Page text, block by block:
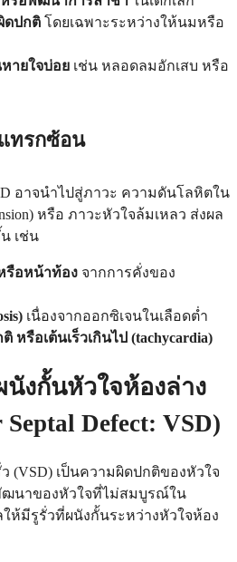
ดปกติ โดยเฉพาะระหว่างให้นมหรือ
ายใจบ่อย เช่น หลอดลมอักเสบ หรือ
ทรกซ้อน
อาจนำไปสู่ภาวะ ความดันโลหิตใน
หรือ ภาวะหัวใจล้มเหลว ส่งผล
เช่น
รือหน้าท้อง จากการคั่งของ
เนื่องจากออกซิเจนในเลือดต่ำ
หรือเต้นเร็วเกินไป (tachycardia)
นังกั้นหัวใจห้องล่าง
Defect: VSD)
(VSD) เป็นความผิดปกติของหัวใจ
ฒนาของหัวใจที่ไม่สมบูรณ์ใน
ห้มีรูรั่วที่ผนังกั้นระหว่างหัวใจห้อง